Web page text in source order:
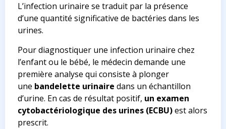
L’infection urinaire se traduit par la présence
d’une quantité significative de bactéries dans les
urines.
Pour diagnostiquer une infection urinaire chez
l’enfant ou le bébé, le médecin demande une
première analyse qui consiste à plonger
une bandelette urinaire dans un échantillon
d’urine. En cas de résultat positif, un examen
cytobactériologique des urines (ECBU)est alors
prescrit.